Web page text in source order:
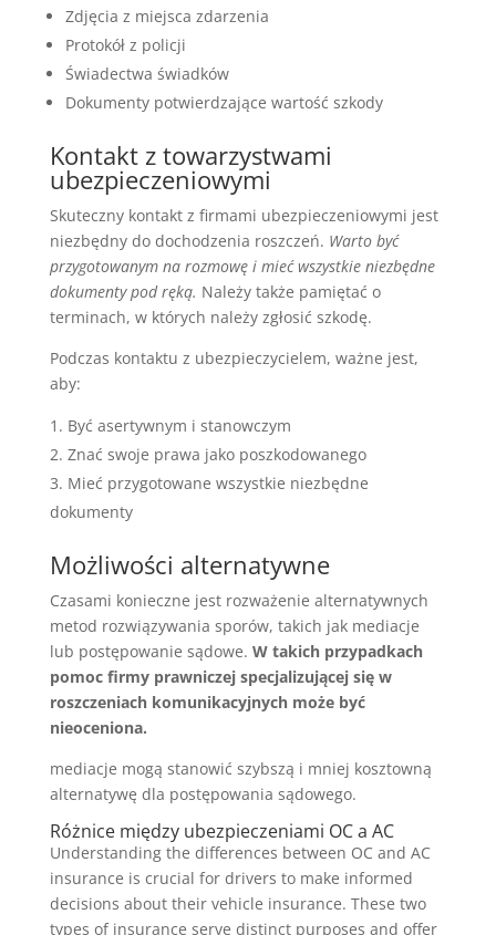
Zdjęcia z miejsca zdarzenia
Protokół z policji
Świadectwa świadków
Dokumenty potwierdzające wartość szkody
Kontakt z towarzystwami
ubezpieczeniowymi
Skuteczny kontakt z firmami ubezpieczeniowymi jest
niezbędny do dochodzenia roszczeń. Warto być
przygotowanym na rozmowę i mieć wszystkie niezbędne
dokumenty pod ręką. Należy także pamiętać o
terminach, w których należy zgłosić szkodę.
Podczas kontaktu z ubezpieczycielem, ważne jest,
aby:
Być asertywnym i stanowczym
Znać swoje prawa jako poszkodowanego
Mieć przygotowane wszystkie niezbędne
dokumenty
Możliwości alternatywne
Czasami konieczne jest rozważenie alternatywnych
metod rozwiązywania sporów, takich jak mediacje
lub postępowanie sądowe. W takich przypadkach
pomoc firmy prawniczej specjalizującej się w
roszczeniach komunikacyjnych może być
nieoceniona.
mediacje mogą stanowić szybszą i mniej kosztowną
alternatywę dla postępowania sądowego.
Różnice między ubezpieczeniami OC a AC
Understanding the differences between OC and AC
insurance is crucial for drivers to make informed
decisions about their vehicle insurance. These two
types of insurance serve distinct purposes and offer